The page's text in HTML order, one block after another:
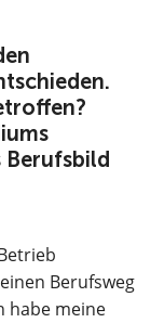
Berufsbild
Berufsweg
habe meine